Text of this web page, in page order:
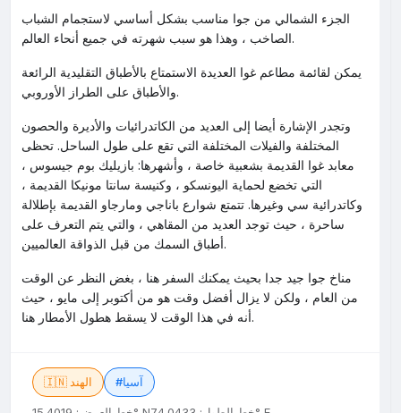
الجزء الشمالي من جوا مناسب بشكل أساسي لاستجمام الشباب
الصاخب ، وهذا هو سبب شهرته في جميع أنحاء العالم.
يمكن لقائمة مطاعم غوا العديدة الاستمتاع بالأطباق التقليدية الرائعة
والأطباق على الطراز الأوروبي.
وتجدر الإشارة أيضا إلى العديد من الكاتدرائيات والأديرة والحصون
المختلفة والفيلات المختلفة التي تقع على طول الساحل. تحظى
معابد غوا القديمة بشعبية خاصة ، وأشهرها: بازيليك بوم جيسوس ،
التي تخضع لحماية اليونسكو ، وكنيسة سانتا مونيكا القديمة ،
وكاتدرائية سي وغيرها. تتمتع شوارع باناجي ومارجاو القديمة بإطلالة
ساحرة ، حيث توجد العديد من المقاهي ، والتي يتم التعرف على
أطباق السمك من قبل الذواقة العالميين.
مناخ جوا جيد جدا بحيث يمكنك السفر هنا ، بغض النظر عن الوقت
من العام ، ولكن لا يزال أفضل وقت هو من أكتوبر إلى مايو ، حيث
أنه في هذا الوقت لا يسقط هطول الأمطار هنا.
🇮🇳 الهند #آسيا